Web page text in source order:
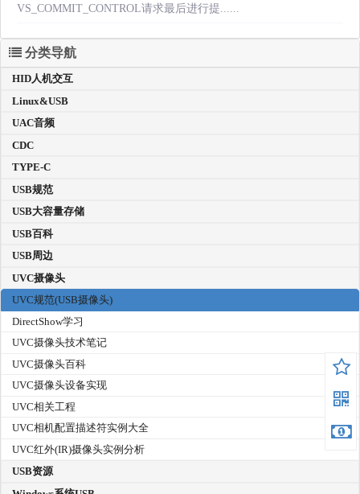
VS_COMMIT_CONTROL请求最后进行提......
分类导航
HID人机交互
Linux&USB
UAC音频
CDC
TYPE-C
USB规范
USB大容量存储
USB百科
USB周边
UVC摄像头
UVC规范(USB摄像头)
DirectShow学习
UVC摄像头技术笔记
UVC摄像头百科
UVC摄像头设备实现
UVC相关工程
UVC相机配置描述符实例大全
UVC红外(IR)摄像头实例分析
USB资源